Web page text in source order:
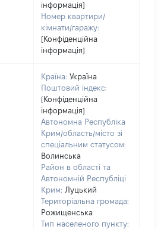
інформація]
Номер квартири/
кімнати/гаражу:
[Конфіденційна
інформація]
Країна: Україна
Поштовий індекс:
[Конфіденційна
інформація]
Автономна Республіка
Крим/область/місто зі
спеціальним статусом:
Волинська
Район в області та
Автономній Республіці
Крим: Луцький
Територіальна громада:
Рожищенська
Тип населеного пункту: